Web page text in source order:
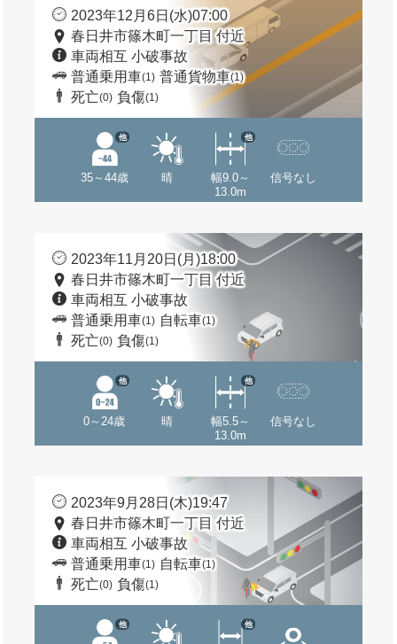
2023年12月6日(水)07:00
春日井市篠木町一丁目 付近
車両相互 小破事故
普通乗用車(1) 普通貨物車(1)
死亡(0) 負傷(1)
35～44歳
他
晴
幅9.0～
13.0m
他
信号なし
2023年11月20日(月)18:00
春日井市篠木町一丁目 付近
車両相互 小破事故
普通乗用車(1) 自転車(1)
死亡(0) 負傷(1)
0～24歳
他
晴
幅5.5～
13.0m
他
信号なし
2023年9月28日(木)19:47
春日井市篠木町一丁目 付近
車両相互 小破事故
普通乗用車(1) 自転車(1)
死亡(0) 負傷(1)
他 他